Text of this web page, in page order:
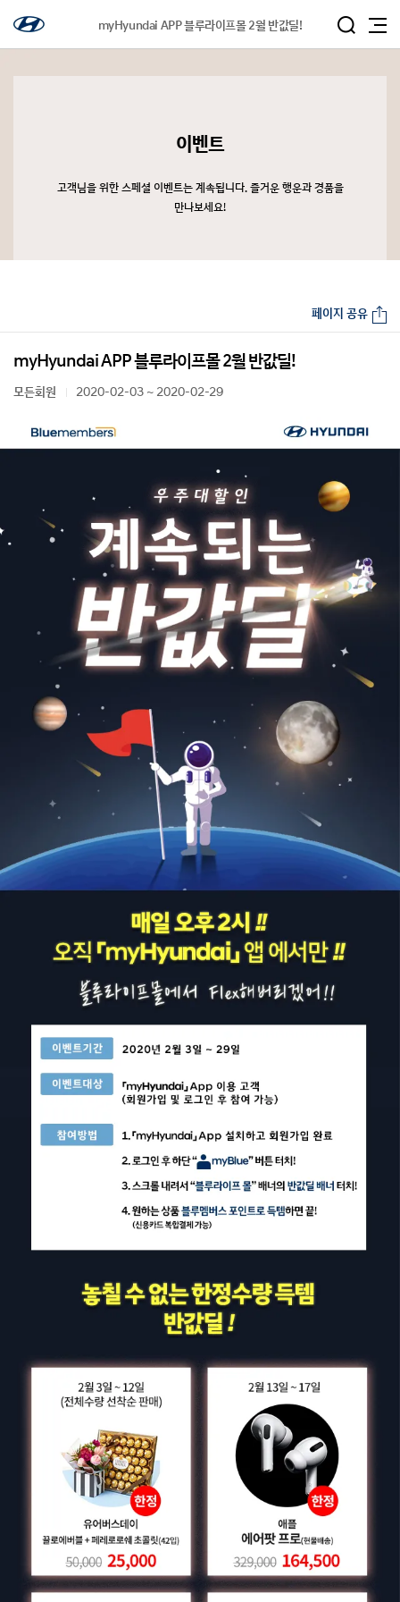
myHyundai APP 블루라이프몰 2월 반값딜!
이벤트
고객님을 위한 스페셜 이벤트는 계속됩니다. 즐거운 행운과 경품을
만나보세요!
myHyundai APP 블루라이프몰 2월 반값딜!
모든회원 2020-02-03 ~ 2020-02-29
페이지 공유